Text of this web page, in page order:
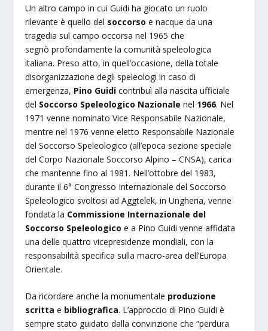
Un altro campo in cui Guidi ha giocato un ruolo
rilevante è quello del soccorso e nacque da una
tragedia sul campo occorsa nel 1965 che
segnò profondamente la comunità speleologica
italiana. Preso atto, in quell’occasione, della totale
disorganizzazione degli speleologi in caso di
emergenza, Pino Guidi contribuì alla nascita ufficiale
del Soccorso Speleologico Nazionale nel 1966. Nel
1971 venne nominato Vice Responsabile Nazionale,
mentre nel 1976 venne eletto Responsabile Nazionale
del Soccorso Speleologico (all’epoca sezione speciale
del Corpo Nazionale Soccorso Alpino – CNSA), carica
che mantenne fino al 1981. Nell’ottobre del 1983,
durante il 6° Congresso Internazionale del Soccorso
Speleologico svoltosi ad Aggtelek, in Ungheria, venne
fondata la Commissione Internazionale del
Soccorso Speleologicoe a Pino Guidi venne affidata
una delle quattro vicepresidenze mondiali, con la
responsabilità specifica sulla macro-area dell’Europa
Orientale.
Da ricordare anche la monumentale produzione
scritta e bibliografica. L’approccio di Pino Guidi è
sempre stato guidato dalla convinzione che “perdura